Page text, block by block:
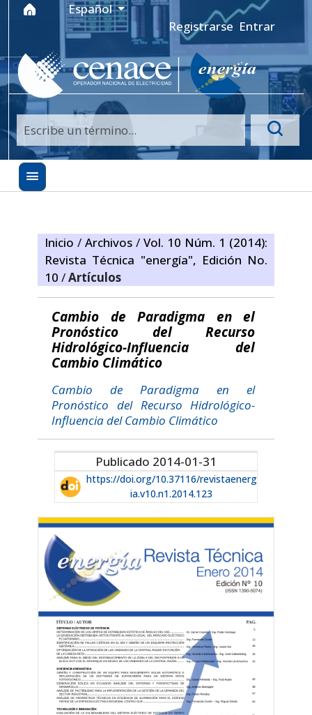
Ir al menú de navegación principal
Ir al contenido principal
Ir al pie de página del sitio
Idioma
Español
Registrarse Entrar
Inicio / Archivos / Vol. 10 Núm. 1 (2014):
Revista Técnica "energía", Edición No.
10 /Artículos
Cambio de Paradigma en el
Pronóstico del Recurso
Hidrológico-Influencia del
Cambio Climático
Cambio de Paradigma en el
Pronóstico del Recurso Hidrológico-
Influencia del Cambio Climático
Publicado 2014-01-31
https://doi.org/10.37116/revistaenerg
ia.v10.n1.2014.123